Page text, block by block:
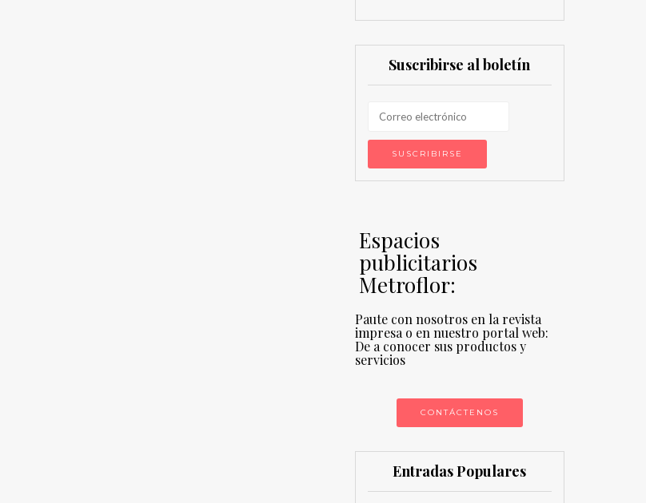
Suscribirse al boletín
Espacios
publicitarios
Metroflor:
Paute con nosotros en la revista
impresa o en nuestro portal web:
De a conocer sus productos y
servicios
CONTÁCTENOS
Entradas Populares